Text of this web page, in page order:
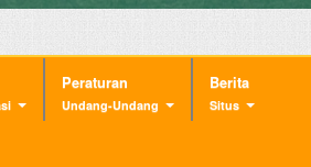
Peraturan
Undang-Undang
Berita
Situs